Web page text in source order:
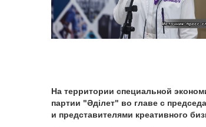
На территории специальной
партии "Әділет" во главе с
и представителями креативного